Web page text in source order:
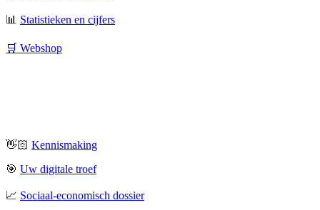
📊 Statistieken en cijfers
🛒 Webshop
👋🏻 Kennismaking
🎯 Uw digitale troef
📈 Sociaal-economisch dossier